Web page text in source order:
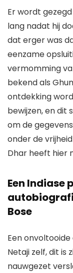
Er wordt
lang nadat hij
dat erger was
eenzame
vermomming
bekend als
ontdekking
bewijzen, en dit
om de
onder de
Dhar heeft hier
Een Indiase
Bose
Een
Netaji zelf, dit is
nauwgezet